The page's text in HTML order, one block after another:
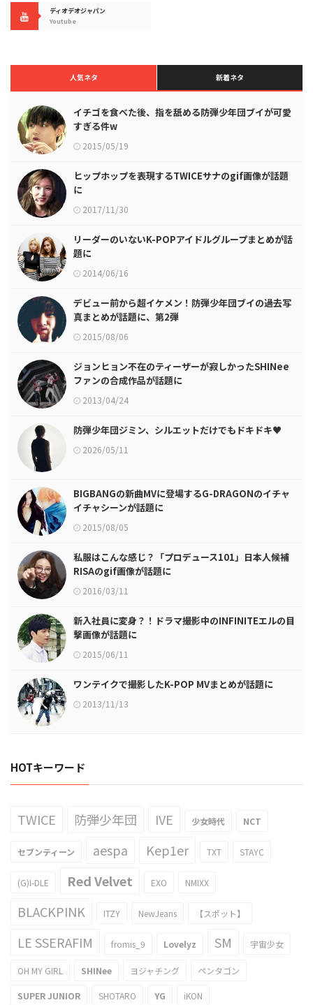
ディオデオジャパン
Youtube
人気ネタ 新着ネタ
イチゴを食べた後、指を舐める防弾少年団ブイが可愛
すぎる件w
2015/05/19
ヒップホップを表現するTWICEサナのgif画像が話題
に
2017/11/30
リーダーのいないK-POPアイドルグループまとめが話
題に
2014/06/16
デビュー前から超イケメン！防弾少年団ブイの過去写
真まとめが話題に、第2弾
2015/08/06
ジョンヒョン不在のティーザーが寂しかったSHINee
ファンの合成作品が話題に
2013/04/24
防弾少年団ジミン、シルエットだけでもドキドキ♥
2026/05/11
BIGBANGの新曲MVに登場するG-DRAGONのイチャ
イチャシーンが話題に
2015/08/05
私服はこんな感じ？「プロデュース101」日本人候補
RISAのgif画像が話題に
2016/03/11
新入社員に変身？！ドラマ撮影中のINFINITEエルの目
撃画像が話題に
2015/06/11
ワンテイクで撮影したK-POP MVまとめが話題に
2013/11/13
HOTキーワード
TWICE 防弾少年団 IVE 少女時代 NCT
セブンティーン aespa Kep1er TXT STAYC
(G)I-DLE Red Velvet EXO NMIXX
BLACKPINK ITZY NewJeans 【スポット】
LE SSERAFIM fromis_9 Lovelyz SM 宇宙少女
OH MY GIRL SHINee ヨジャチング ペンタゴン
SUPER JUNIOR SHOTARO YG iKON